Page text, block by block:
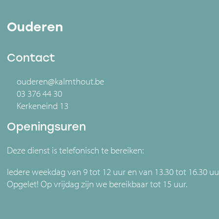
Ouderen
Contact
ouderen@kalmthout.be
03 376 44 30
Kerkeneind 13
Openingsuren
Deze dienst is telefonisch te bereiken:
Iedere weekdag van 9 tot 12 uur en van 13.30 tot 16.30
Opgelet! Op vrijdag zijn we bereikbaar tot 15 uur.